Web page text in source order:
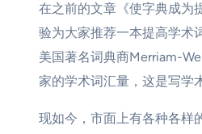
在之前的文章《使字典成为
验为大家推荐一本提高学术
美国著名词典商Merriam-
家的学术词汇量，这是写学
现如今，市面上有各种各样